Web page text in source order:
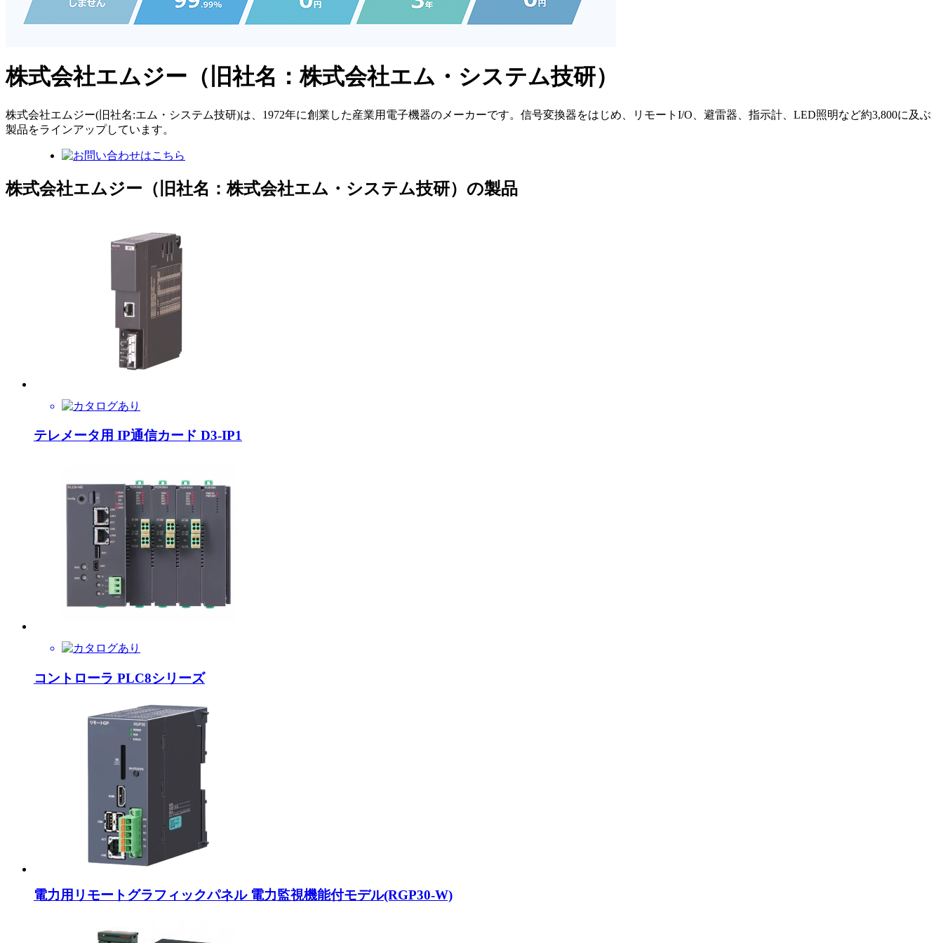
株式会社エムジー（旧社名：株式会社エム・システム技研）
株式会社エムジー(旧社名:エム・システム技研)は、1972年に創業した産業用電子機器のメーカーです。信号変換器をはじめ、リモートI/O、避雷器、指示計、LED照明など約3,800に及ぶ
製品をラインアップしています。
株式会社エムジー（旧社名：株式会社エム・システム技研）の製品
テレメータ用 IP通信カード D3-IP1
コントローラ PLC8シリーズ
電力用リモートグラフィックパネル 電力監視機能付モデル(RGP30-W)